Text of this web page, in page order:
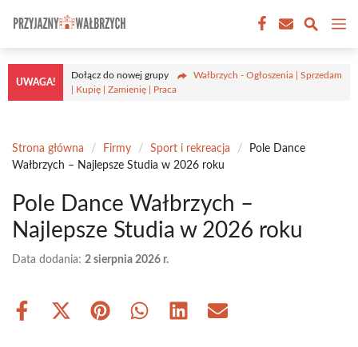
treści
UWAGA!
Dołącz do nowej grupy
Wałbrzych - Ogłoszenia | Sprzedam
| Kupię | Zamienię | Praca
Strona główna / Firmy / Sport i rekreacja /
Pole Dance
Wałbrzych – Najlepsze Studia w 2026 roku
Pole Dance Wałbrzych –
Najlepsze Studia w 2026 roku
Data dodania: 2 sierpnia 2026 r.
Share
Share Share Share Share Share